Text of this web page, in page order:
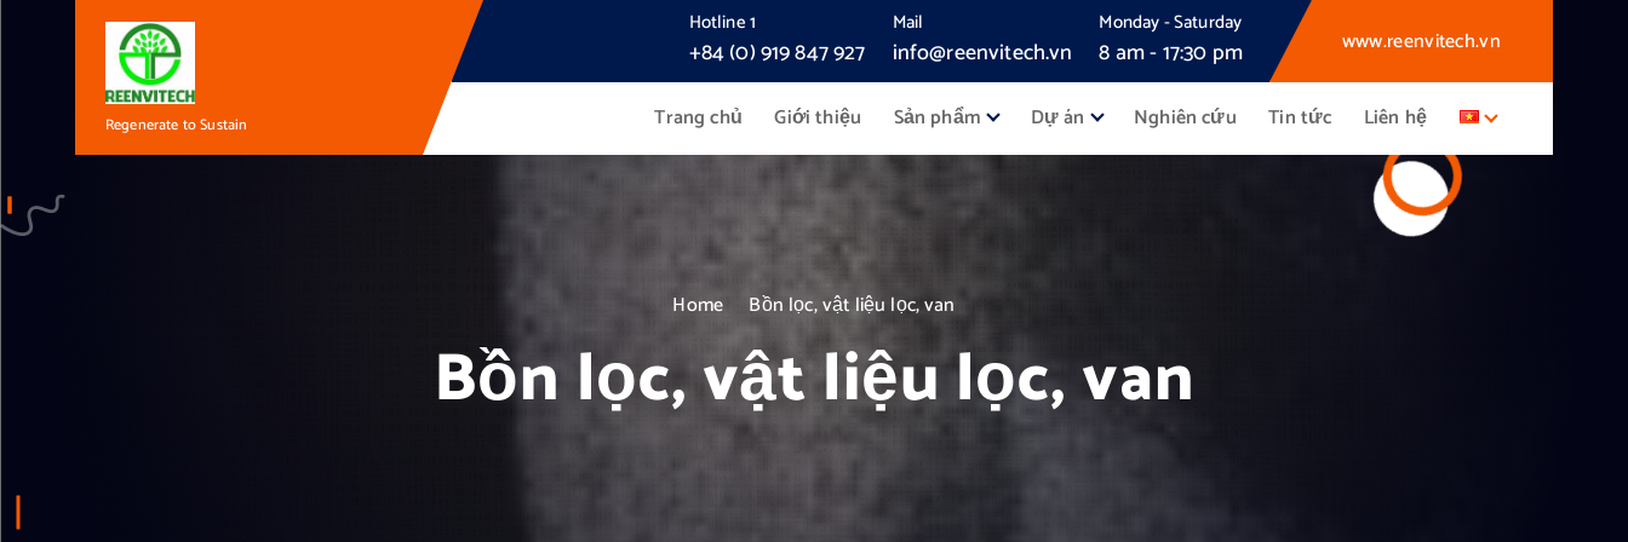
Regenerate to Sustain
Hotline 1
+84 (0) 919 847 927
Mail
info@reenvitech.vn
Monday - Saturday
8 am - 17:30 pm www.reenvitech.vn
Trang chủ Giới thiệu Sản phẩm Dự án Nghiên cứu Tin tức Liên hệ
Home Bồn lọc, vật liệu lọc, van
Bồn lọc, vật liệu lọc, van